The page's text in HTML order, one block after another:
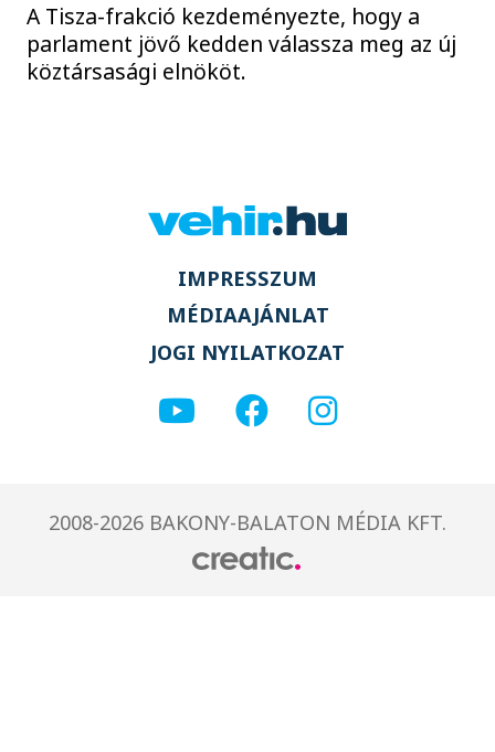
A Tisza-frakció kezdeményezte, hogy a
parlament jövő kedden válassza meg az új
köztársasági elnököt.
IMPRESSZUM
MÉDIAAJÁNLAT
JOGI NYILATKOZAT
2008-2026 BAKONY-BALATON MÉDIA KFT.